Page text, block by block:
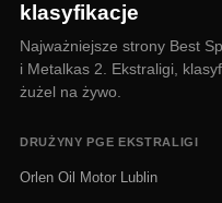
klasyfikacje
Najważniejsze strony Best
i Metalkas 2. Ekstraligi,
żużel na żywo.
DRUŻYNY PGE EKSTRALIGI
Orlen Oil Motor Lublin